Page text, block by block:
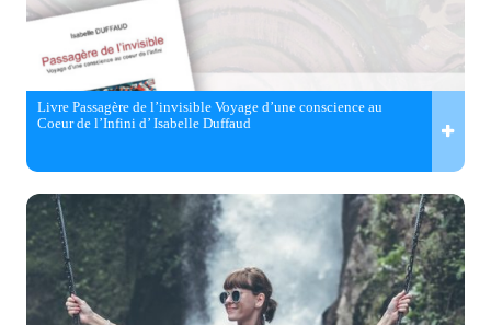
Livre Passagère de l’invisible Voyage d’une conscience au
Coeur de l’Infini d’ Isabelle Duffaud